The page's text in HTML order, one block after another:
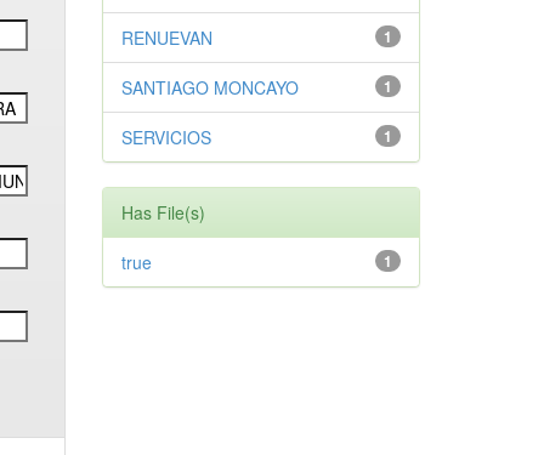
1
RENUEVAN
1
SANTIAGO MONCAYO
1
SERVICIOS
Has File(s)
1
true